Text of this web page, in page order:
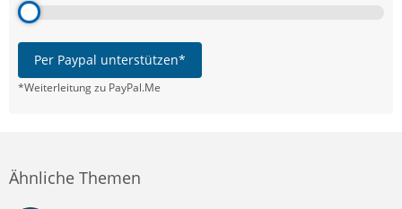
Per Paypal unterstützen*
*Weiterleitung zu PayPal.Me
Ähnliche Themen